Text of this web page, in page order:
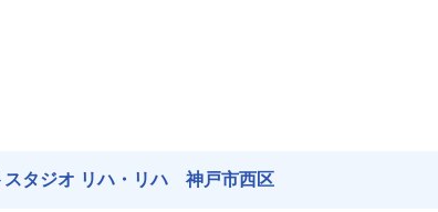
タジオ リハ・リハ 神戸市西区